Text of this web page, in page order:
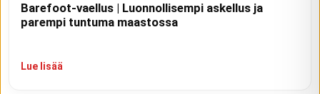
Barefoot-vaellus | Luonnollisempi askellus ja
parempi tuntuma maastossa
Lue lisää